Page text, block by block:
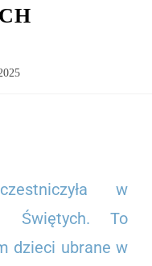
w
Świętych. To
dzieci ubrane w